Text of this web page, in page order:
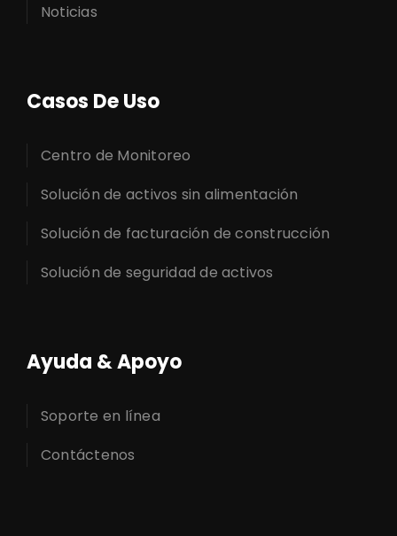
Noticias
Casos De Uso
Centro de Monitoreo
Solución de activos sin alimentación
Solución de facturación de construcción
Solución de seguridad de activos
Ayuda & Apoyo
Soporte en línea
Contáctenos